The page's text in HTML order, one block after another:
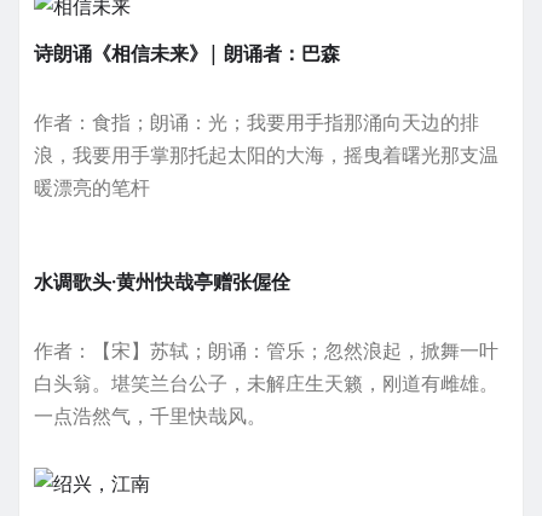
诗朗诵《相信未来》| 朗诵者：巴森
作者：食指；朗诵：光；我要用手指那涌向天边的排
浪，我要用手掌那托起太阳的大海，摇曳着曙光那支温
暖漂亮的笔杆
水调歌头·黄州快哉亭赠张偓佺
作者：【宋】苏轼；朗诵：管乐；忽然浪起，掀舞一叶
白头翁。堪笑兰台公子，未解庄生天籁，刚道有雌雄。
一点浩然气，千里快哉风。